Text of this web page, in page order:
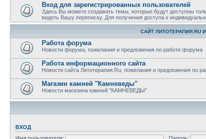
Вход для зарегистрированных пользователей
Здесь Вы можете создавать темы, которые будут доступны
видеть Вашу переписку. Для получения доступа к
САЙТ
Работа форума
Новости форума, пожелания и предложения по работе форума
Работа информационного сайта
Новости сайта Литотерапия.Ru, пожелания и предложения по
Магазин камней "Камневеды"
Новости магазина камней "КАМНЕВЕДЫ"
ВХОД